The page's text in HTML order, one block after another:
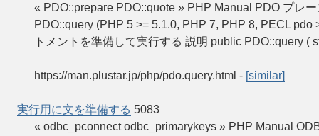
« PDO::prepare PDO::quote » PHP Manual PDO プレ
PDO::query (PHP 5 >= 5.1.0, PHP 7, PHP 8, PECL
トメントを準備して実行する 説明 public PDO::query (
https://man.plustar.jp/php/pdo.query.html - [similar]
実行用に文を準備する 5083
« odbc_pconnect odbc_primarykeys » PHP Manual